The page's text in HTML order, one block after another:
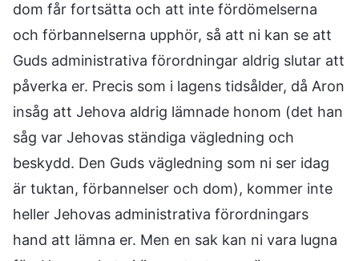
dom får fortsätta och att inte fördömelserna
och förbannelserna upphör, så att ni kan se att
Guds administrativa förordningar aldrig slutar att
påverka er. Precis som i lagens tidsålder, då Aron
insåg att Jehova aldrig lämnade honom (det han
såg var Jehovas ständiga vägledning och
beskydd. Den Guds vägledning som ni ser idag
är tuktan, förbannelser och dom), kommer inte
heller Jehovas administrativa förordningars
hand att lämna er. Men en sak kan ni vara lugna